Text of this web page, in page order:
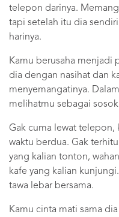
telepon darinya.
tapi setelah itu dia
harinya.
Kamu berusaha menjadi
dia dengan nasihat dan
menyemangatinya.
melihatmu sebagai
Gak cuma lewat telepon,
waktu berdua. Gak
yang kalian tonton,
kafe yang kalian
tawa lebar bersama.
Kamu cinta mati sama